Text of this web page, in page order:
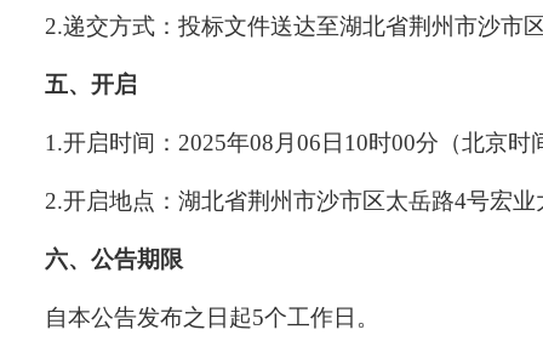
2.递交方式：投标文件送达至湖北省荆州市沙市
五、开启
1.开启时间：2025年08月06日10时00分（北京时
2.开启地点：湖北省荆州市沙市区太岳路4号宏
六、公告期限
自本公告发布之日起5个工作日。